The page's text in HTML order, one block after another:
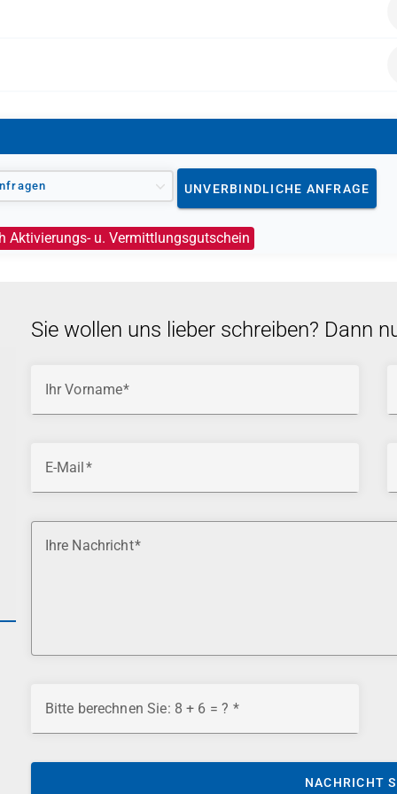
für Arbeit oder das Jobcenter finanziert werden,
UNVERBINDLICHE ANFRAGE
Aktivierungs- u. Vermittlungsgutschein
Sie wollen uns lieber schreiben? Dann
Ihr Vorname
E-Mail
Ihre Nachricht
Bitte berechnen Sie: 8 + 6 = ?
NACHRICHT